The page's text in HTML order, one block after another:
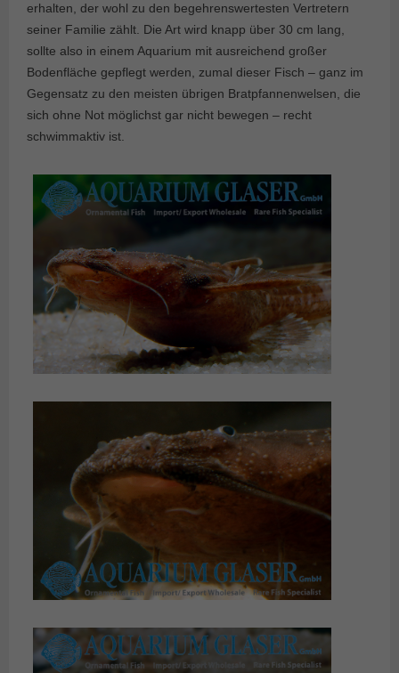
erhalten, der wohl zu den begehrenswertesten Vertretern
seiner Familie zählt. Die Art wird knapp über 30 cm lang,
sollte also in einem Aquarium mit ausreichend großer
Bodenfläche gepflegt werden, zumal dieser Fisch – ganz im
Gegensatz zu den meisten übrigen Bratpfannenwelsen, die
sich ohne Not möglichst gar nicht bewegen – recht
schwimmaktiv ist.